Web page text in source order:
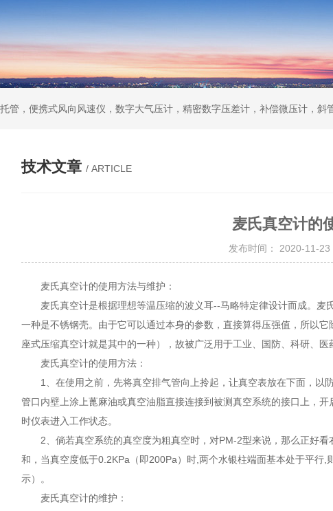
技术文章 / ARTICLE
麦氏真空计的
发布时间： 2020-11-
麦氏真空计的使用方法与维护：
麦氏真空计是根据理想等温压缩的波义耳--马略特定律设计而成。麦
一种是不锈钢壳。由于它可以通过本身的参数，直接算得压强值，所以
座式压缩真空计就是其中的一种），故被广泛用于工业、国防、科研、医
麦氏真空计的使用方法：
1、在使用之前，先将真空排气管向上拎起，让真空表放在下面，以
管口内壁上涂上蓖麻油或真空油脂直接连接到被测真空系统的接口上，
时仪表进入工作状态。
2、倘若真空系统的真空度为粗真空时，对PM-2型来说，那么正好看
和，当真空度低于0.2KPa（即200Pa）时,两个水银柱端面基本处于平行
示）。
麦氏真空计的维护：